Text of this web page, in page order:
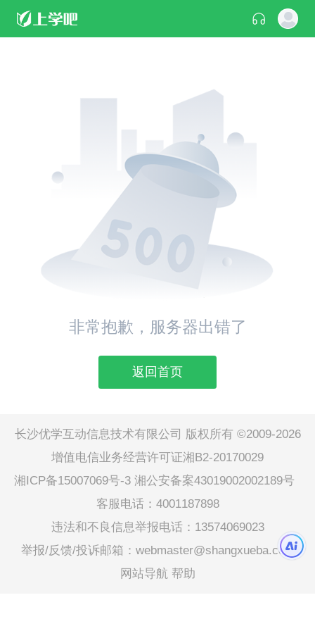
非常抱歉，服务器出错了
返回首页
长沙优学互动信息技术有限公司 版权所有 ©2009-2026
增值电信业务经营许可证湘B2-20170029
湘ICP备15007069号-3 湘公安备案43019002002189号
客服电话：4001187898
违法和不良信息举报电话：13574069023
举报/反馈/投诉邮箱：webmaster@shangxueba.com
网站导航 帮助